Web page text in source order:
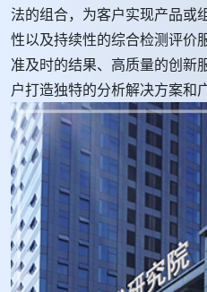
法的组合，为客户实现产品或
性以及持续性的综合检测评价
准及时的结果、高质量的创新
户打造独特的分析解决方案和